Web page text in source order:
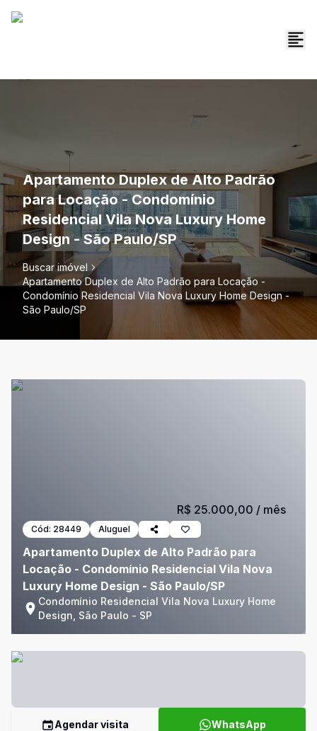
Apartamento Duplex de Alto Padrão
para Locação - Condomínio
Residencial Vila Nova Luxury Home
Design - São Paulo/SP
Buscar imóvel
Apartamento Duplex de Alto Padrão para Locação -
Condomínio Residencial Vila Nova Luxury Home Design -
São Paulo/SP
Cód: 28449 Aluguel
Apartamento Duplex de Alto Padrão para
Locação - Condomínio Residencial Vila Nova
Luxury Home Design - São Paulo/SP
Condomínio Residencial Vila Nova Luxury Home
Design, São Paulo - SP
R$ 25.000,00 / mês
Agendar visita WhatsApp